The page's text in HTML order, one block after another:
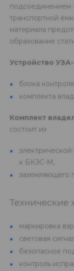
подсоединением
транспортной
материала
образование
Устройство
блока
комплекта
Комплект
состоит из
к БКЗС-М,
заземляющего
Технические
маркировка
световая
безопасное
контроль